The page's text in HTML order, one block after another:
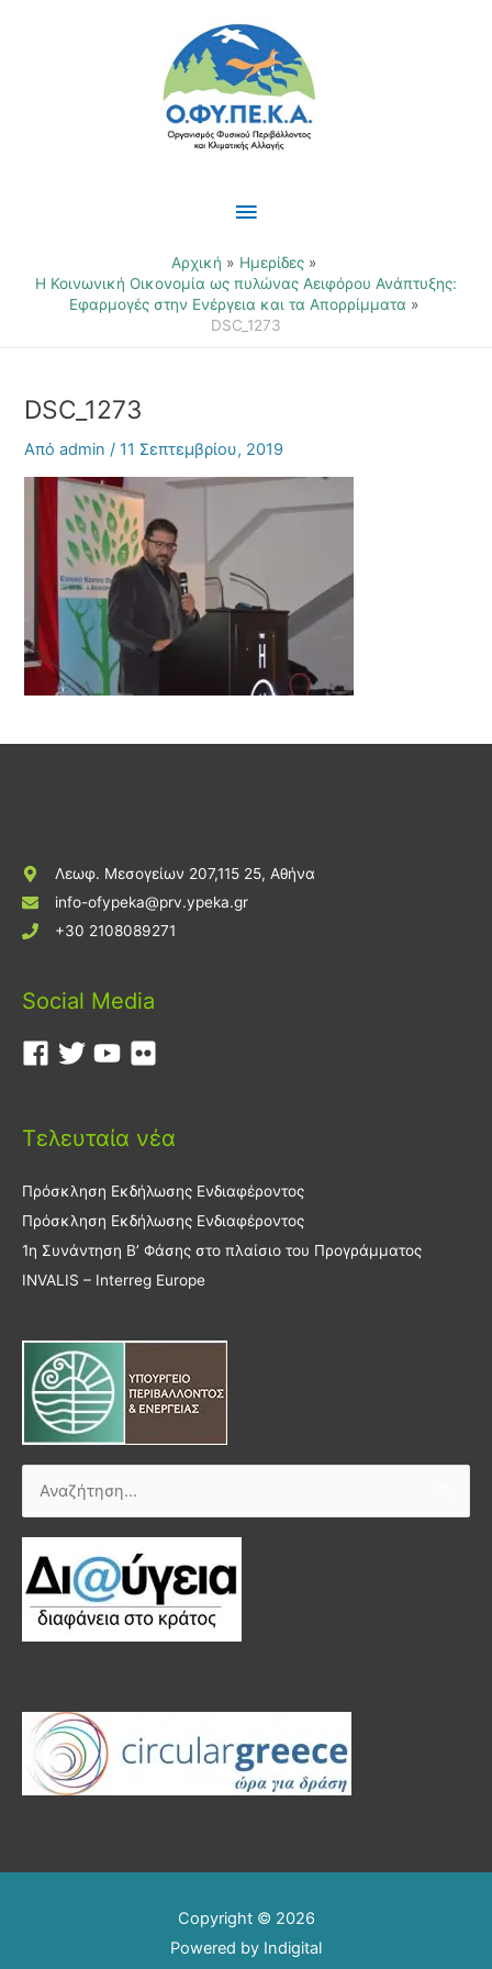
Κύριο
Μενού
Αρχική
Ημερίδες
Η Κοινωνική Οικονομία ως πυλώνας Αειφόρου Ανάπτυξης:
Εφαρμογές στην Ενέργεια και τα Απορρίμματα
DSC_1273
DSC_1273
Απόadmin/11 Σεπτεμβρίου, 2019
Λεωφ. Μεσογείων 207,115 25, Αθήνα
info-ofypeka@prv.ypeka.gr
+30 2108089271
Social Media
Τελευταία νέα
Πρόσκληση Εκδήλωσης Ενδιαφέροντος
Πρόσκληση Εκδήλωσης Ενδιαφέροντος
1η Συνάντηση Β’ Φάσης στο πλαίσιο του Προγράμματος
INVALIS – Interreg Europe
Αναζήτηση
Copyright © 2026
Powered by Indigital